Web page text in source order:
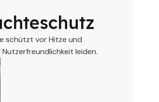
schützt vor Hitze und
leiden.